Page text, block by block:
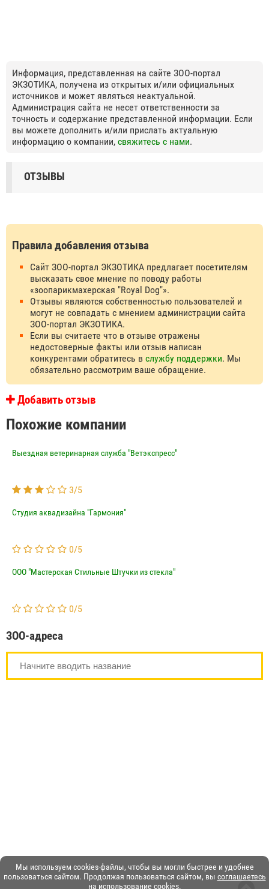
Мы используем cookies-файлы, чтобы вы могли быстрее и удобнее
пользоваться сайтом. Продолжая пользоваться сайтом, вы соглашаетесь
на использование cookies.
Информация, представленная на сайте ЗОО-портал
ЭКЗОТИКА, получена из открытых и/или официальных
источников и может являться неактуальной.
Администрация сайта не несет ответственности за
точность и содержание представленной информации. Если
вы можете дополнить и/или прислать актуальную
информацию о компании, свяжитесь с нами.
ОТЗЫВЫ
Правила добавления отзыва
Сайт ЗОО-портал ЭКЗОТИКА предлагает посетителям
высказать свое мнение по поводу работы
«зоопарикмахерская "Royal Dog"».
Отзывы являются собственностью пользователей и
могут не совпадать с мнением администрации сайта
ЗОО-портал ЭКЗОТИКА.
Если вы считаете что в отзыве отражены
недостоверные факты или отзыв написан
конкурентами обратитесь в службу поддержки. Мы
обязательно рассмотрим ваше обращение.
Добавить отзыв
Похожие компании
Выездная ветеринарная служба "Ветэкспресс"
3/5
Студия аквадизайна "Гармония"
0/5
ООО "Мастерская Стильные Штучки из стекла"
0/5
ЗОО-адреса